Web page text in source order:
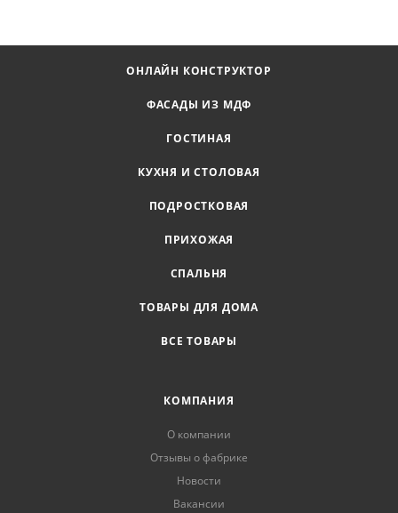
ОНЛАЙН КОНСТРУКТОР
ФАСАДЫ ИЗ МДФ
ГОСТИНАЯ
КУХНЯ И СТОЛОВАЯ
ПОДРОСТКОВАЯ
ПРИХОЖАЯ
СПАЛЬНЯ
ТОВАРЫ ДЛЯ ДОМА
ВСЕ ТОВАРЫ
КОМПАНИЯ
О компании
Отзывы о фабрике
Новости
Вакансии